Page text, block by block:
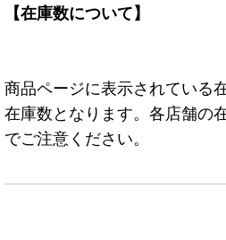
【在庫数について】
商品ページに表示されている
在庫数となります。各店舗の
でご注意ください。